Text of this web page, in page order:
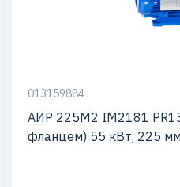
013159884
АИР 225М2 IM2181
фланцем) 55 кВт, 225